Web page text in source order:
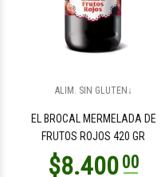
ALIM. SIN GLUTEN↓
EL BROCAL MERMELADA DE
FRUTOS ROJOS 420 GR
$7.30000 $8.000